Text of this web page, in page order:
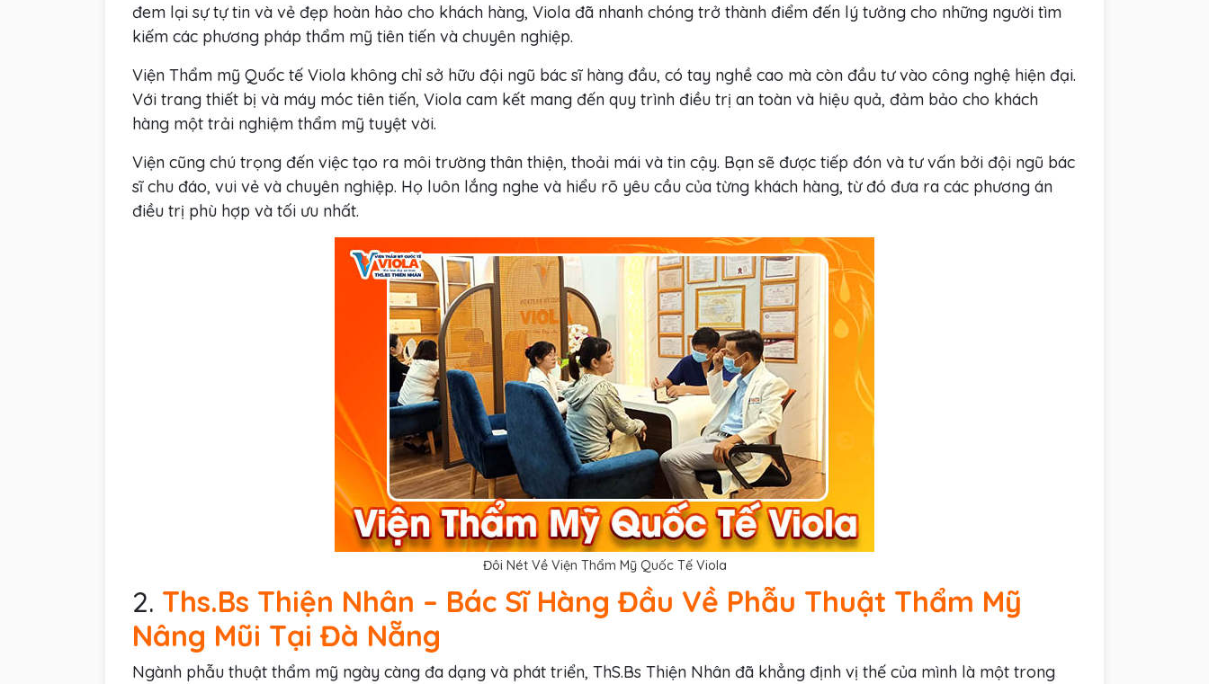
đem lại sự tự tin và vẻ đẹp hoàn hảo cho khách hàng, Viola đã nhanh chóng trở thành điểm đến lý tưởng cho những người tìm
kiếm các phương pháp thẩm mỹ tiên tiến và chuyên nghiệp.
Viện Thẩm mỹ Quốc tế Viola không chỉ sở hữu đội ngũ bác sĩ hàng đầu, có tay nghề cao mà còn đầu tư vào công nghệ hiện đại.
Với trang thiết bị và máy móc tiên tiến, Viola cam kết mang đến quy trình điều trị an toàn và hiệu quả, đảm bảo cho khách
hàng một trải nghiệm thẩm mỹ tuyệt vời.
Viện cũng chú trọng đến việc tạo ra môi trường thân thiện, thoải mái và tin cậy. Bạn sẽ được tiếp đón và tư vấn bởi đội ngũ bác
sĩ chu đáo, vui vẻ và chuyên nghiệp. Họ luôn lắng nghe và hiểu rõ yêu cầu của từng khách hàng, từ đó đưa ra các phương án
điều trị phù hợp và tối ưu nhất.
Đôi Nét Về Viện Thẩm Mỹ Quốc Tế Viola
2. Ths.Bs Thiện Nhân – Bác Sĩ Hàng Đầu Về Phẫu Thuật Thẩm Mỹ
Nâng Mũi Tại Đà Nẵng
Ngành phẫu thuật thẩm mỹ ngày càng đa dạng và phát triển, ThS.Bs Thiện Nhân đã khẳng định vị thế của mình là một trong